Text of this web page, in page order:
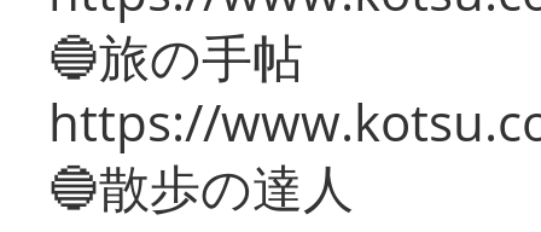
🔵旅の手帖
https://
🔵散歩の達人